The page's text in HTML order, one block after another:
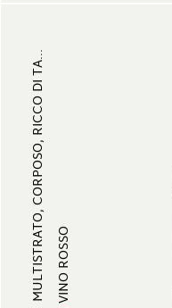
MULTISTRATO, CORPOSO, RICCO DI TA...VINO ROSSO